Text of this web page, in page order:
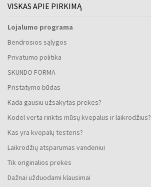
VISKAS APIE PIRKIMĄ
Lojalumo programa
Bendrosios sąlygos
Privatumo politika
SKUNDO FORMA
Pristatymo būdas
Kada gausiu užsakytas prekes?
Kodėl verta rinktis mūsų kvepalus ir laikrodžius?
Kas yra kvepalų testeris?
Laikrodžių atsparumas vandeniui
Tik originalios prekės
Dažnai užduodami klausimai